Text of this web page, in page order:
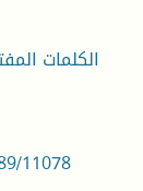
الكلمات
11078